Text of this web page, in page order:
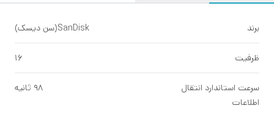
برند SanDisk(سن دیسک)
ظرفیت ۱۶
سرعت استاندارد انتقال
اطلاعات
۹۸ ثانیه